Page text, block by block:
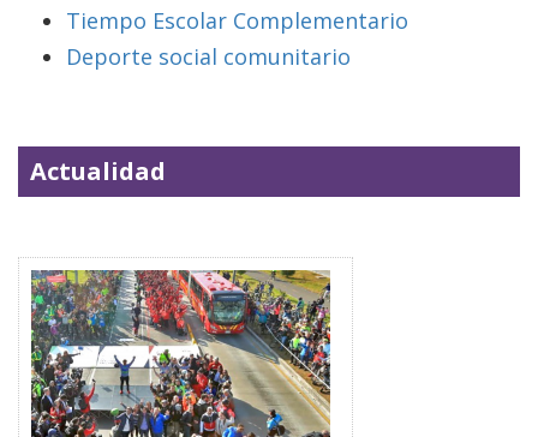
Tiempo Escolar Complementario
Deporte social comunitario
Actualidad